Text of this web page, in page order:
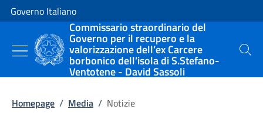
Vai al contenuto
Vai alla navigazione del sito
Governo Italiano
Commissario straordinario del
Governo per il recupero e la
valorizzazione dell’ex Carcere
borbonico dell’isola di S.Stefano-
Ventotene - David Sassoli
Cerca
Homepage / Media / Notizie